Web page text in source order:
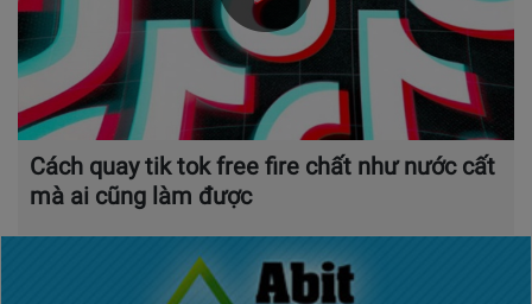
Cách quay tik tok free fire chất như nước cất
mà ai cũng làm được